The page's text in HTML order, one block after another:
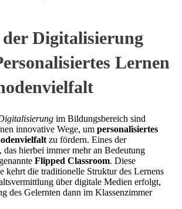
der Digitalisierung
Lernen
im Bildungsbereich sind
innovative Wege, um personalisiertes
zu fördern. Eines der
das hierbei immer mehr an Bedeutung
Flipped Classroom. Diese
kehrt die traditionelle Struktur des Lernens
über digitale Medien erfolgt,
des Gelernten dann im Klassenzimmer